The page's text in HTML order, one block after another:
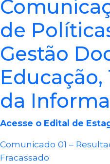
de
Gestão
da
Acesse o Edital de
Comunicado 01 –
Fracassado